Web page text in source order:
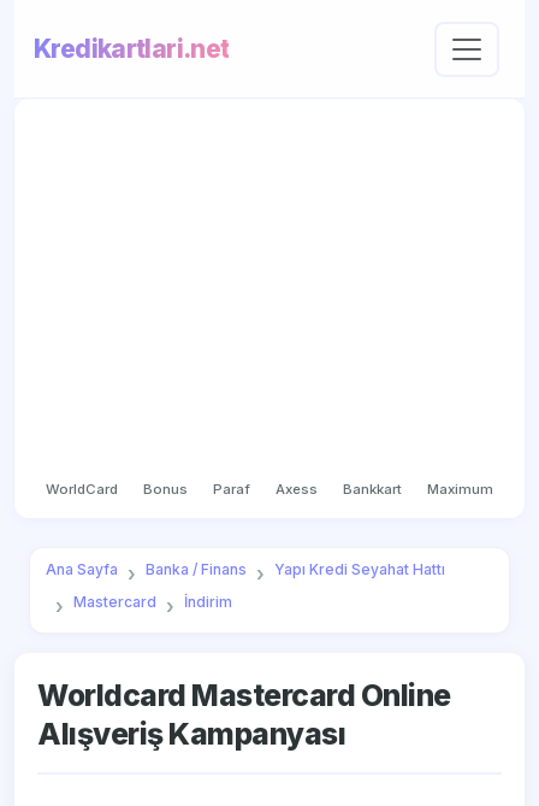
Kredikartlari.net
WorldCard Bonus Paraf Axess Bankkart Maximum
Ana Sayfa Banka / Finans
Yapı Kredi Seyahat Hattı
Mastercard
İndirim
Worldcard Mastercard Online
Alışveriş Kampanyası